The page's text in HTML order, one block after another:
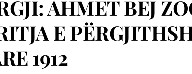
AHMET BEJ
E
1912